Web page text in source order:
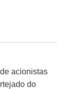
acionistas
do